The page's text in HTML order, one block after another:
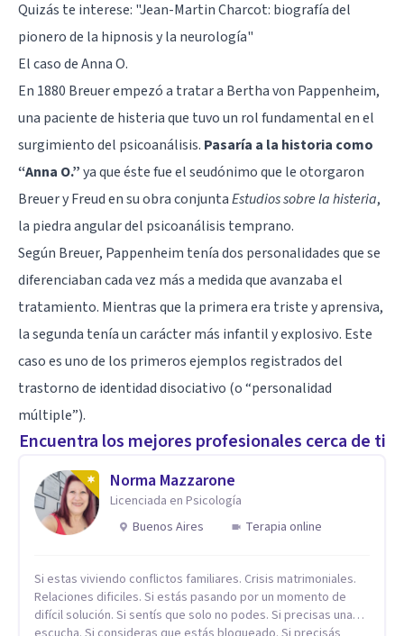
Quizás te interese: "Jean-Martin Charcot: biografía del
pionero de la hipnosis y la neurología"
El caso de Anna O.
En 1880 Breuer empezó a tratar a Bertha von Pappenheim,
una paciente de histeria que tuvo un rol fundamental en el
surgimiento del psicoanálisis. Pasaría a la historia como
“Anna O.”ya que éste fue el seudónimo que le otorgaron
Breuer y Freud en su obra conjuntaEstudios sobre la histeria,
la piedra angular del psicoanálisis temprano.
Según Breuer, Pappenheim tenía dos personalidades que se
diferenciaban cada vez más a medida que avanzaba el
tratamiento. Mientras que la primera era triste y aprensiva,
la segunda tenía un carácter más infantil y explosivo. Este
caso es uno de los primeros ejemplos registrados del
trastorno de identidad disociativo (o “personalidad
múltiple”).
Encuentra los mejores profesionales cerca de ti
Norma Mazzarone
Licenciada en Psicología
Buenos Aires
Terapia online
Si estas viviendo conflictos familiares. Crisis matrimoniales.
Relaciones dificiles. Si estás pasando por un momento de
difícil solución. Si sentís que solo no podes. Si precisas una